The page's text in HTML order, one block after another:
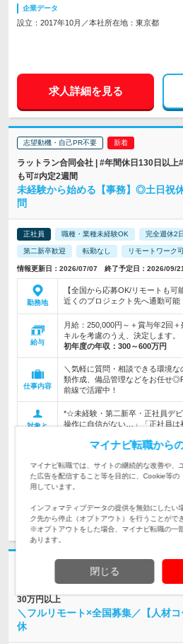
企業データ
設立：2017年10月／本社所在地：東京都
求人詳細を見る
志望動機・自己PR不要
ラットラン合同会社 | #年間休日130日以
も可#内定2週間
未経験から始める【事務】◎土日祝
問
正社員 職種・業種未経験OK 完全週休2
第二新卒歓迎 転勤なし リモートワーク
情報更新日：2026/07/07 終了予定日：2026/09/21
勤務地
【全国から応募OK/リモートも
近くのプロジェクト先へ通勤可
給与
月給：250,000円～＋賞与年2回
キルを考慮のうえ、決定します
初年度の年収： 300～600万円
仕事内容
＼気軽に質問・相談できる環境
類作成、備品管理などをお任せ
前線で活躍中！
対象と
*☆未経験・第二新卒・正社員デ
操作に自信がない…」「正社員
設立：2023年1月／本社所在地：東京都
求人詳細を見る
志望動機・自己PR不要
株式会社Rise top | 【社員の9割が未経験
30万円以上
＼フルリモート×全国募集／【人材
休
マイナビ転職から
マイナビ転職では、サイトの継続的な改善や、
た広告を配信すること等を目的に、Cookie等の
用しています。
インフォマティブデータの提供を無効にしたい
ク先から停止（オプトアウト）を行うことがで
※オプトアウトをした場合、マイナビ転職の一
あります。
閉じる